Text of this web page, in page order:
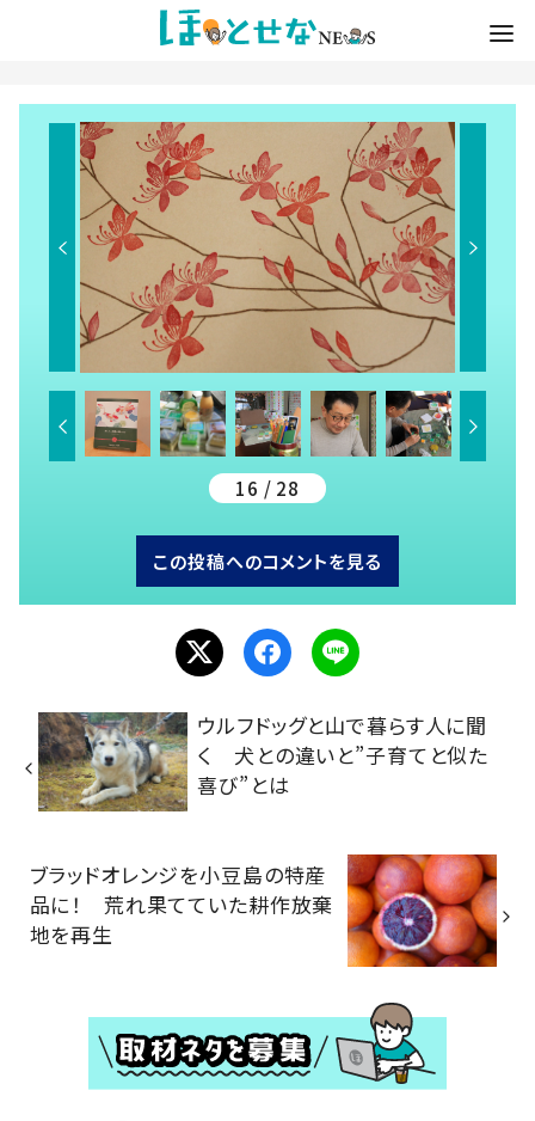
16 / 28
この投稿へのコメントを見る
ウルフドッグと山で暮らす人に聞
く 犬との違いと”子育てと似た
喜び”とは
ブラッドオレンジを小豆島の特産
品に！ 荒れ果てていた耕作放棄
地を再生